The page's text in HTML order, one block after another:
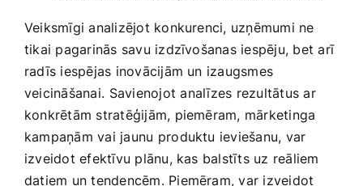
Veiksmīgi analizējot konkurenci, uzņēmumi ne
tikai pagarinās savu izdzīvošanas iespēju, bet arī
radīs iespējas inovācijām un izaugsmes
veicināšanai. ⁢Savienojot ⁤analīzes rezultātus ar
konkrētām stratēģijām, piemēram, mārketinga
kampaņām vai jaunu⁣ produktu ieviešanu, var
izveidot efektīvu plānu, kas​ balstīts uz reāliem
datiem un tendencēm. Piemēram, var izveidot